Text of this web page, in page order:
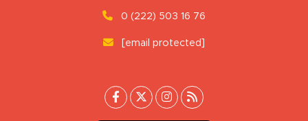
0 (222) 503 16 76
[email protected]